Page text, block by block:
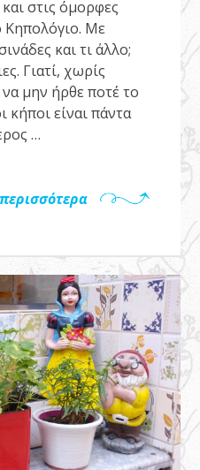
στις όμορφες
Κηπολόγιο. Με
και τι άλλο;
Γιατί, χωρίς
μην ήρθε ποτέ το
κήποι είναι πάντα
…
περισσότερα